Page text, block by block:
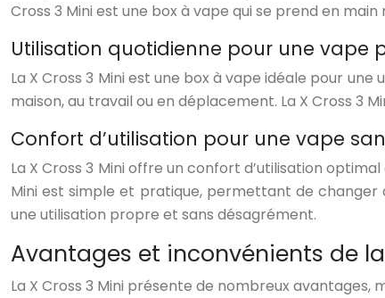
Cross 3 Mini est une box à vape qui se prend en
Utilisation quotidienne pour une vape
La X Cross 3 Mini est une box à vape idéale pour
maison, au travail ou en déplacement. La X Cross 3
Confort d’utilisation pour une vape
La X Cross 3 Mini offre un confort d’utilisation
Mini est simple et pratique, permettant de changer
une utilisation propre et sans désagrément.
Avantages et inconvénients de
La X Cross 3 Mini présente de nombreux